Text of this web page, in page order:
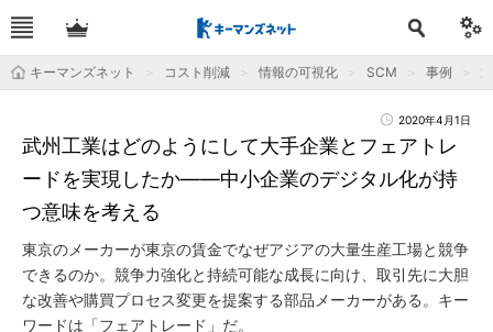
キーマンズネット コスト削減 情報の可視化 SCM 事例
2020年4月1日
武州工業はどのようにして大手企業とフェアトレ
ードを実現したか――中小企業のデジタル化が持
つ意味を考える
東京のメーカーが東京の賃金でなぜアジアの大量生産工場と競争
できるのか。競争力強化と持続可能な成長に向け、取引先に大胆
な改善や購買プロセス変更を提案する部品メーカーがある。キー
ワードは「フェアトレード」だ。